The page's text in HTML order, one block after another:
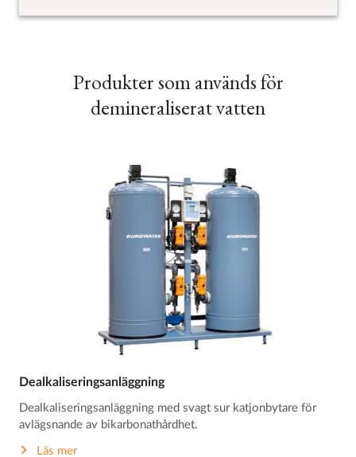
Produkter som används för
demineraliserat vatten
Dealkaliseringsanläggning
Dealkaliseringsanläggning med svagt sur katjonbytare för
avlägsnande av bikarbonathårdhet.
Läs mer